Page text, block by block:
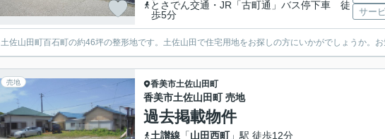
とさでん交通・JR「古町通」バス停下車 徒
歩5分
サー
土佐山田町百石町の約46坪の整形地です。土佐山田で住宅用地をお探しの方にいかがでしょうか。
売地 香美市土佐山田町
香美市土佐山田町 売地
過去掲載物件
土讃線 「山田西町」駅 徒歩12分